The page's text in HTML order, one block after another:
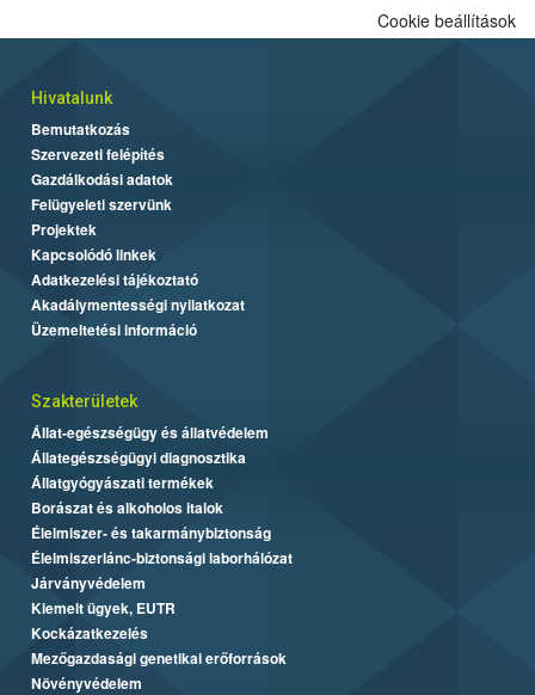
Cookie beállítások
Hivatalunk
Bemutatkozás
Szervezeti felépítés
Gazdálkodási adatok
Felügyeleti szervünk
Projektek
Kapcsolódó linkek
Adatkezelési tájékoztató
Akadálymentességi nyilatkozat
Üzemeltetési információ
Szakterületek
Állat-egészségügy és állatvédelem
Állategészségügyi diagnosztika
Állatgyógyászati termékek
Borászat és alkoholos italok
Élelmiszer- és takarmánybiztonság
Élelmiszerlánc-biztonsági laborhálózat
Járványvédelem
Kiemelt ügyek, EUTR
Kockázatkezelés
Mezőgazdasági genetikai erőforrások
Növényvédelem